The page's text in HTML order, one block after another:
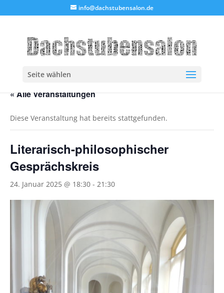
info@dachstubensalon.de
Seite wählen
« Alle Veranstaltungen
Diese Veranstaltung hat bereits stattgefunden.
Literarisch-philosophischer
Gesprächskreis
24. Januar 2025 @ 18:30 - 21:30